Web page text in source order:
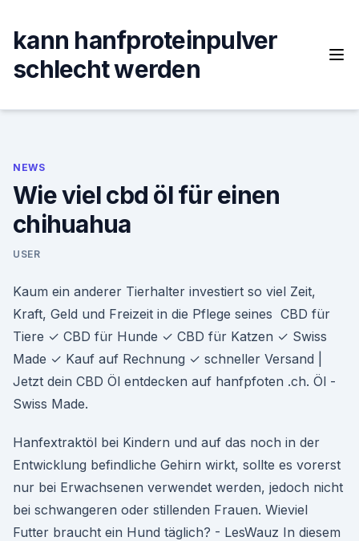
content
kann hanfproteinpulver
schlecht werden
NEWS
Wie viel cbd öl für einen
chihuahua
USER
Kaum ein anderer Tierhalter investiert so viel Zeit,
Kraft, Geld und Freizeit in die Pflege seines CBD für
Tiere ✓ CBD für Hunde ✓ CBD für Katzen ✓ Swiss
Made ✓ Kauf auf Rechnung ✓ schneller Versand |
Jetzt dein CBD Öl entdecken auf hanfpfoten .ch. Öl -
Swiss Made.
Hanfextraktöl bei Kindern und auf das noch in der
Entwicklung befindliche Gehirn wirkt, sollte es vorerst
nur bei Erwachsenen verwendet werden, jedoch nicht
bei schwangeren oder stillenden Frauen. Wieviel
Futter braucht ein Hund täglich? - LesWauz In diesem